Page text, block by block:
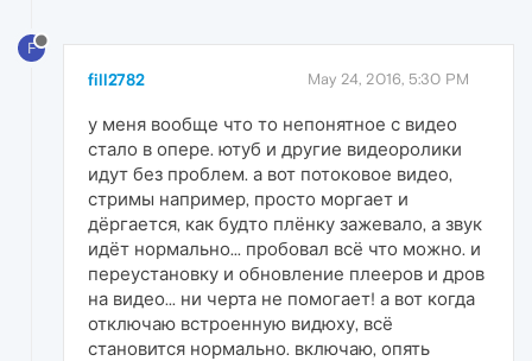
F
fill2782 May 24, 2016, 5:30 PM
у меня вообще что то непонятное с видео
стало в опере. ютуб и другие видеоролики
идут без проблем. а вот потоковое видео,
стримы например, просто моргает и
дёргается, как будто плёнку зажевало, а звук
идёт нормально... пробовал всё что можно. и
переустановку и обновление плееров и дров
на видео... ни черта не помогает! а вот когда
отключаю встроенную видюху, всё
становится нормально. включаю, опять